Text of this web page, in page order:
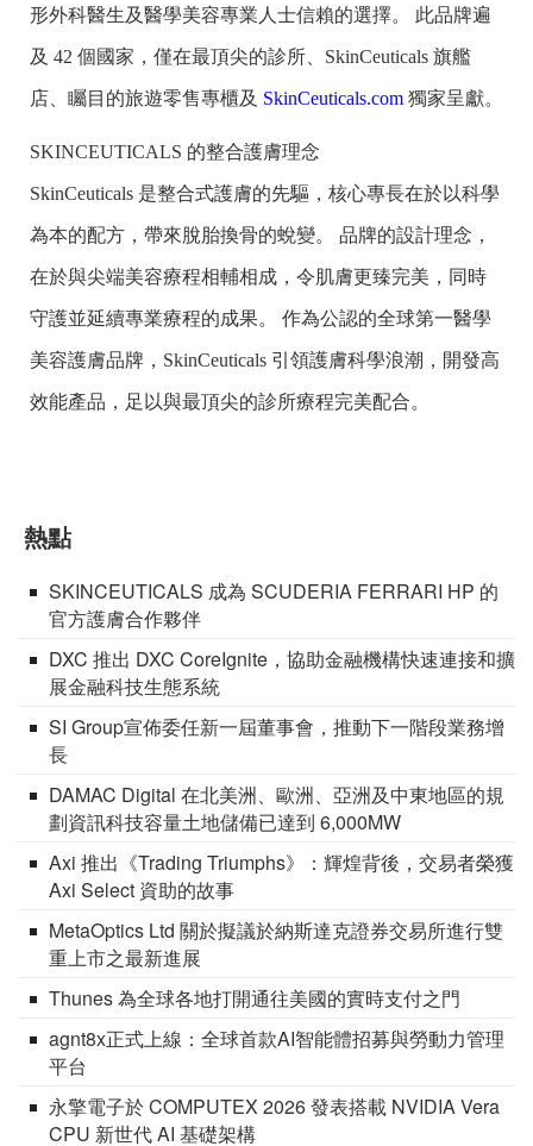
形外科醫生及醫學美容專業人士信賴的選擇。 此品牌遍
及 42 個國家，僅在最頂尖的診所、SkinCeuticals 旗艦
店、矚目的旅遊零售專櫃及 SkinCeuticals.com 獨家呈獻。
SKINCEUTICALS 的整合護膚理念
SkinCeuticals 是整合式護膚的先驅，核心專長在於以科學
為本的配方，帶來脫胎換骨的蛻變。 品牌的設計理念，
在於與尖端美容療程相輔相成，令肌膚更臻完美，同時
守護並延續專業療程的成果。 作為公認的全球第一醫學
美容護膚品牌，SkinCeuticals 引領護膚科學浪潮，開發高
效能產品，足以與最頂尖的診所療程完美配合。
熱點
SKINCEUTICALS 成為 SCUDERIA FERRARI HP 的
官方護膚合作夥伴
DXC 推出 DXC CoreIgnite，協助金融機構快速連接和擴
展金融科技生態系統
SI Group宣佈委任新一屆董事會，推動下一階段業務增
長
DAMAC Digital 在北美洲、歐洲、亞洲及中東地區的規
劃資訊科技容量土地儲備已達到 6,000MW
Axi 推出《Trading Triumphs》：輝煌背後，交易者榮獲
Axi Select 資助的故事
MetaOptics Ltd 關於擬議於納斯達克證券交易所進行雙
重上市之最新進展
Thunes 為全球各地打開通往美國的實時支付之門
agnt8x正式上線：全球首款AI智能體招募與勞動力管理
平台
永擎電子於 COMPUTEX 2026 發表搭載 NVIDIA Vera
CPU 新世代 AI 基礎架構